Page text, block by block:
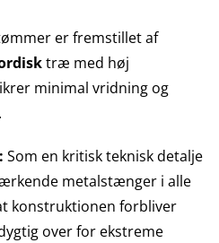
er fremstillet af
træ med høj
minimal vridning og
Som en kritisk teknisk detalje
metalstænger i alle
konstruktionen forbliver
over for ekstreme